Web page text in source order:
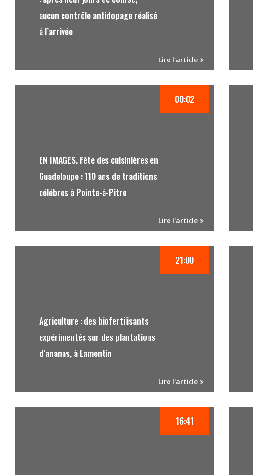
aucun contrôle antidopage réalisé
à l’arrivée
Lire l'article
EN IMAGES. Fête des cuisinières en
Guadeloupe : 110 ans de traditions
célébrés à Pointe-à-Pitre
00:02
Lire l'article
Agriculture : des biofertilisants
expérimentés sur des plantations
d’ananas, à Lamentin
21:00
Lire l'article
16:41